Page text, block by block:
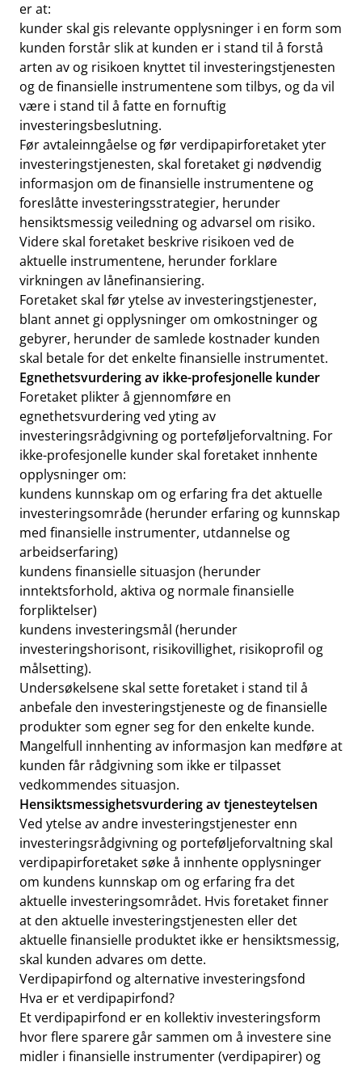
er at:
kunder skal gis relevante opplysninger i en form som
kunden forstår slik at kunden er i stand til å forstå
arten av og risikoen knyttet til investeringstjenesten
og de finansielle instrumentene som tilbys, og da vil
være i stand til å fatte en fornuftig
investeringsbeslutning.
Før avtaleinngåelse og før verdipapirforetaket yter
investeringstjenesten, skal foretaket gi nødvendig
informasjon om de finansielle instrumentene og
foreslåtte investeringsstrategier, herunder
hensiktsmessig veiledning og advarsel om risiko.
Videre skal foretaket beskrive risikoen ved de
aktuelle instrumentene, herunder forklare
virkningen av lånefinansiering.
Foretaket skal før ytelse av investeringstjenester,
blant annet gi opplysninger om omkostninger og
gebyrer, herunder de samlede kostnader kunden
skal betale for det enkelte finansielle instrumentet.
Egnethetsvurdering av ikke-profesjonelle kunder
Foretaket plikter å gjennomføre en
egnethetsvurdering ved yting av
investeringsrådgivning og porteføljeforvaltning. For
ikke-profesjonelle kunder skal foretaket innhente
opplysninger om:
kundens kunnskap om og erfaring fra det aktuelle
investeringsområde (herunder erfaring og kunnskap
med finansielle instrumenter, utdannelse og
arbeidserfaring)
kundens finansielle situasjon (herunder
inntektsforhold, aktiva og normale finansielle
forpliktelser)
kundens investeringsmål (herunder
investeringshorisont, risikovillighet, risikoprofil og
målsetting).
Undersøkelsene skal sette foretaket i stand til å
anbefale den investeringstjeneste og de finansielle
produkter som egner seg for den enkelte kunde.
Mangelfull innhenting av informasjon kan medføre at
kunden får rådgivning som ikke er tilpasset
vedkommendes situasjon.
Hensiktsmessighetsvurdering av tjenesteytelsen
Ved ytelse av andre investeringstjenester enn
investeringsrådgivning og porteføljeforvaltning skal
verdipapirforetaket søke å innhente opplysninger
om kundens kunnskap om og erfaring fra det
aktuelle investeringsområdet. Hvis foretaket finner
at den aktuelle investeringstjenesten eller det
aktuelle finansielle produktet ikke er hensiktsmessig,
skal kunden advares om dette.
Verdipapirfond og alternative investeringsfond
Hva er et verdipapirfond?
Et verdipapirfond er en kollektiv investeringsform
hvor flere sparere går sammen om å investere sine
midler i finansielle instrumenter (verdipapirer) og